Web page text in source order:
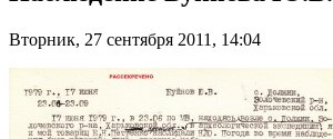
Вторник, 27 сентября 2011, 14:04